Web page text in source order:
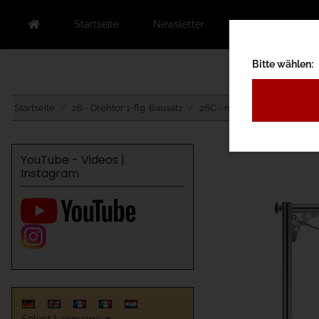
Startseite Newsletter
Startseite 26 - Drehtor 1-flg. Bausatz 26C - mit Antrieb Unterflur
YouTube - Videos |
Instagram
Bitte wählen: